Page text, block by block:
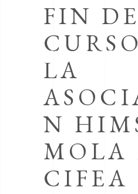
EL CIFEA
FIN DE
LA
N
MOLA
CIFEA